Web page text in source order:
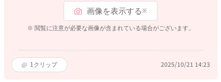
画像を表示する※
※ 閲覧に注意が必要な画像が含まれている場合がございます。
1 クリップ 2025/10/21 14:23